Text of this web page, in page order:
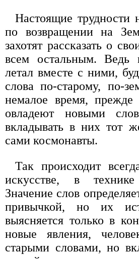
Настоящие трудности
по возвращении на
захотят рассказать о
всем остальным. Ведь
летал вместе с ними,
слова по-старому, по-
немалое время, прежде
овладеют новыми
вкладывать в них тот
сами космонавты.
Так происходит
искусстве, в
Значение слов
привычкой, но их
выясняется только в
новые явления,
старыми словами, но